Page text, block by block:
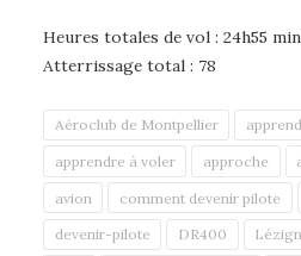
Heures totales de vol : 24h55
Atterrissage total : 78
Aéroclub de Montpellier
apprendre à voler approche
avion comment devenir pilote
devenir-pilote DR400